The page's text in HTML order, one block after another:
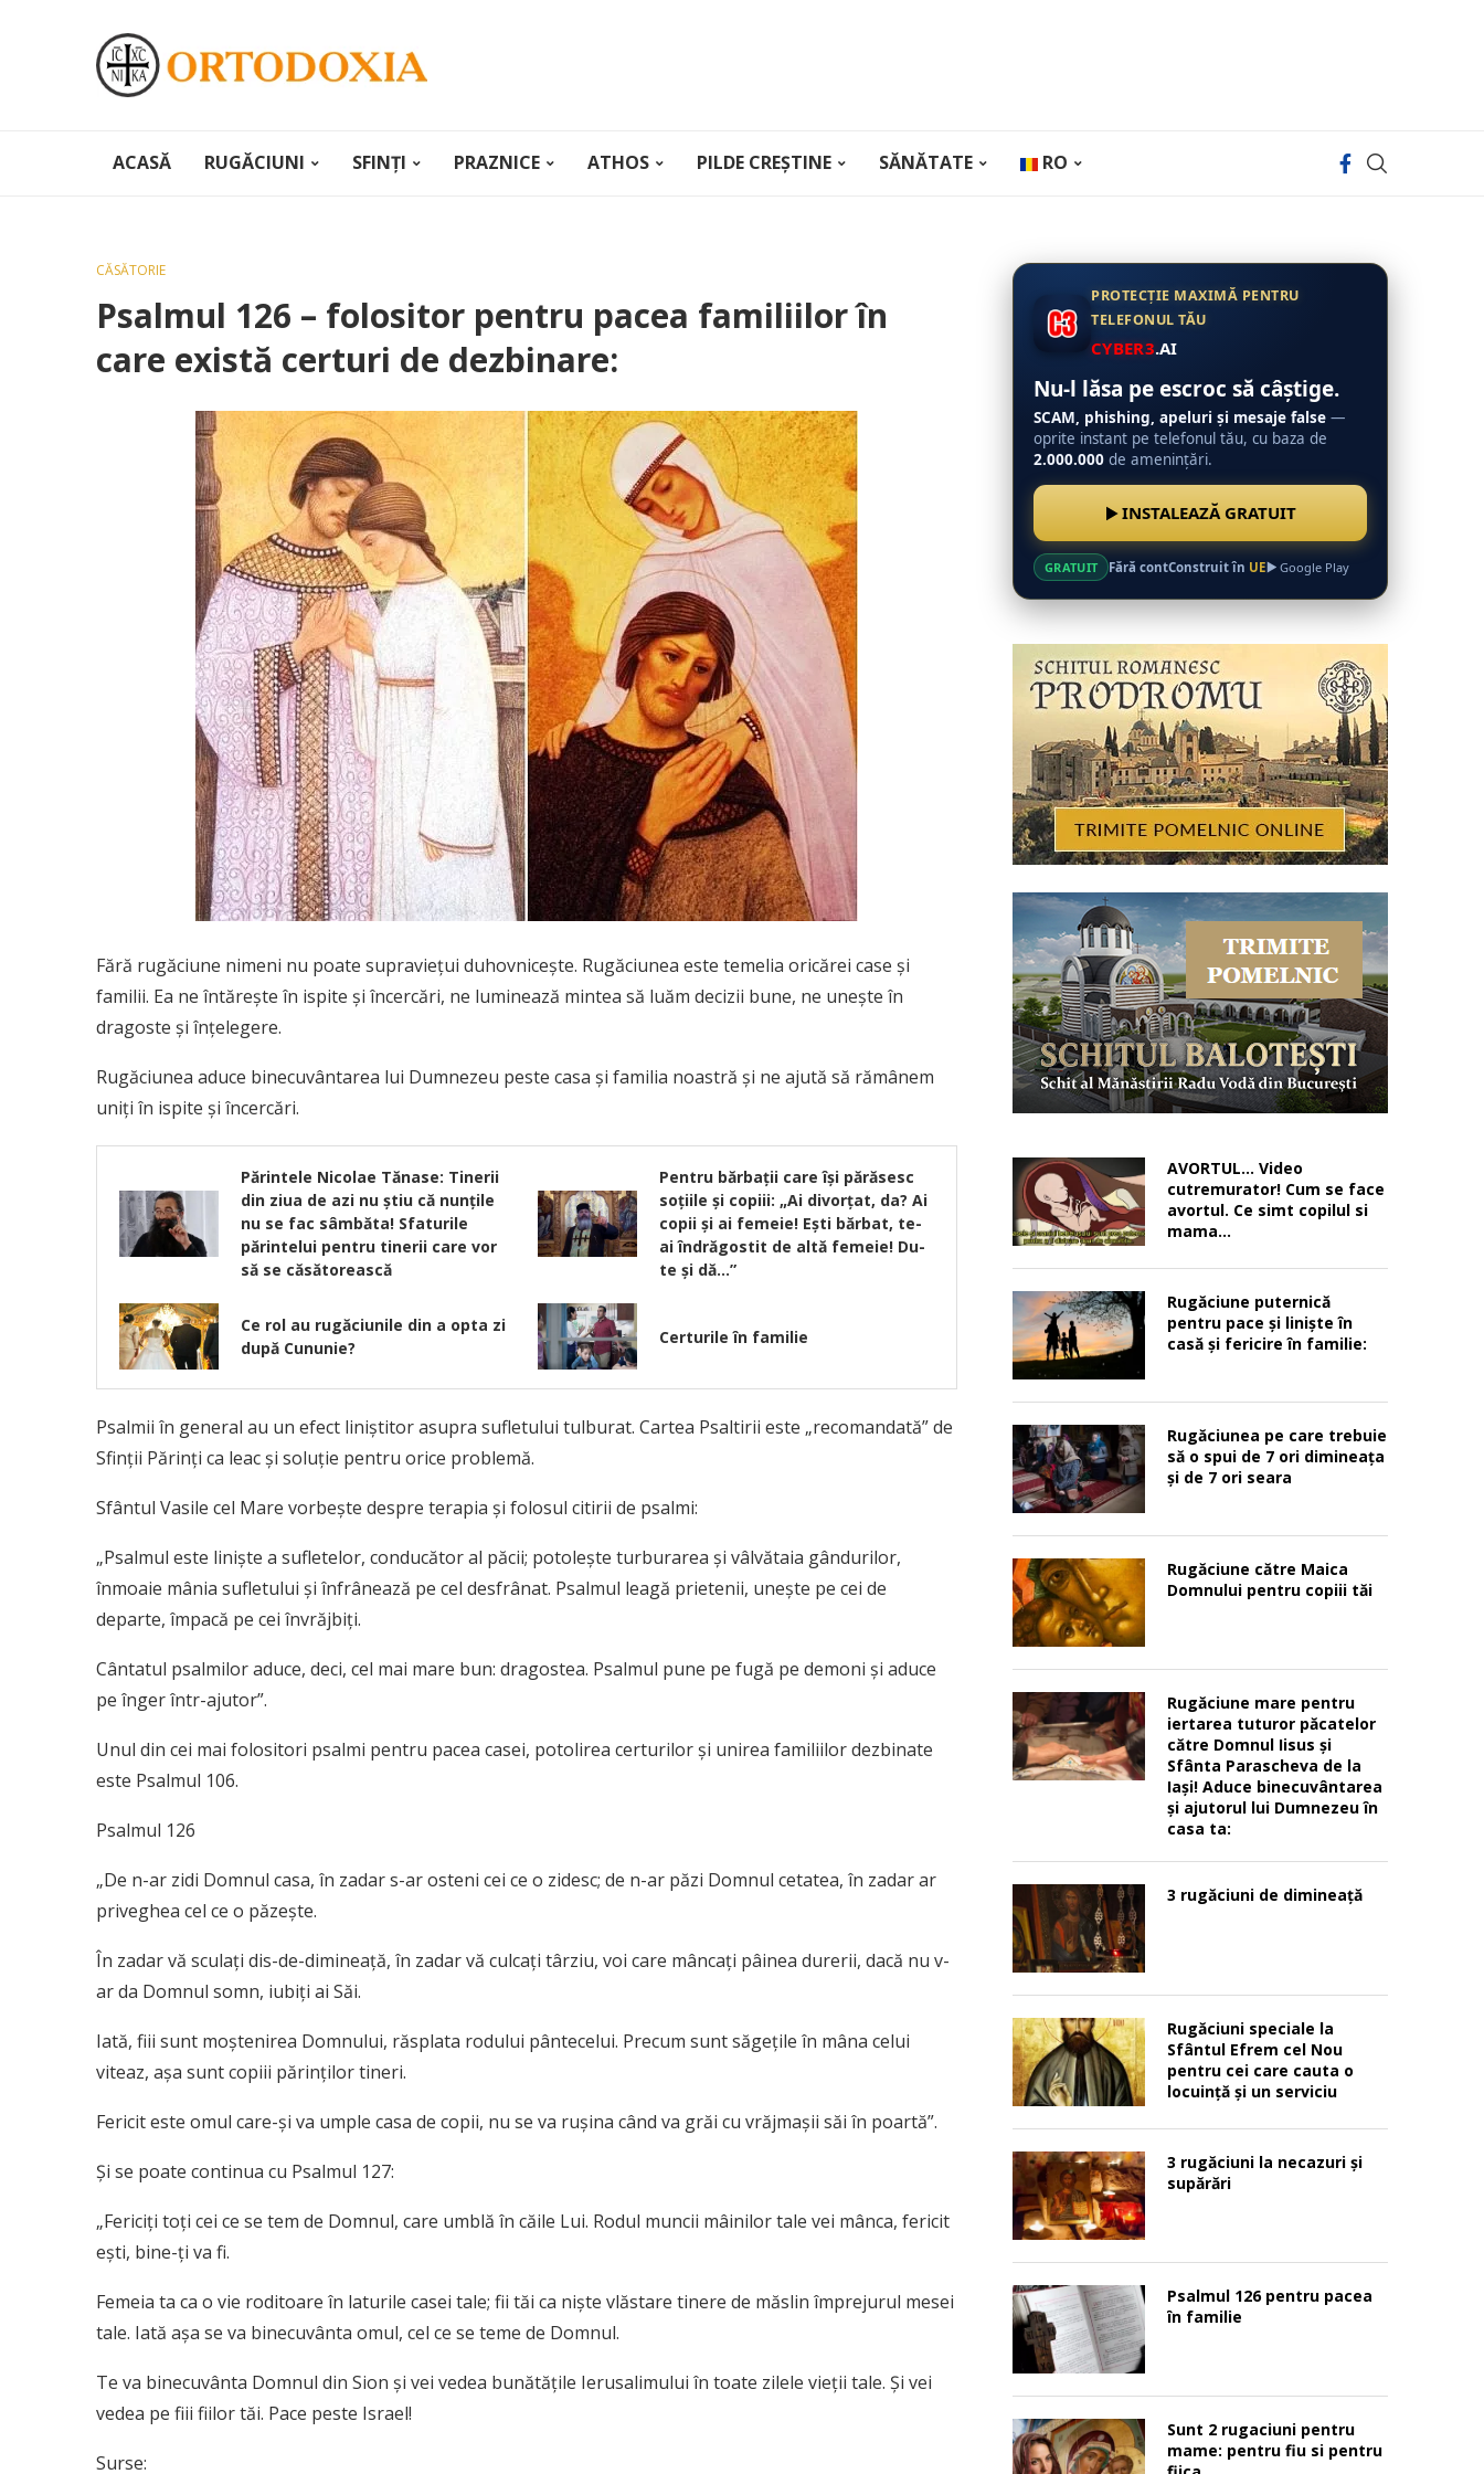
ACASĂ RUGĂCIUNI SFINȚI PRAZNICE ATHOS PILDE CREȘTINE SĂNĂTATE RO
CĂSĂTORIE
Psalmul 126 – folositor pentru pacea familiilor în
care există certuri de dezbinare:
Fără rugăciune nimeni nu poate supraviețui duhovnicește. Rugăciunea este temelia oricărei case și
familii. Ea ne întărește în ispite și încercări, ne luminează mintea să luăm decizii bune, ne unește în
dragoste și înțelegere.
Rugăciunea aduce binecuvântarea lui Dumnezeu peste casa și familia noastră și ne ajută să rămânem
uniți în ispite și încercări.
Părintele Nicolae Tănase: Tinerii
din ziua de azi nu ştiu că nunţile
nu se fac sâmbăta! Sfaturile
părintelui pentru tinerii care vor
să se căsătorească
Pentru bărbații care își părăsesc
soțiile și copiii: „Ai divorțat, da? Ai
copii și ai femeie! Ești bărbat, te-
ai îndrăgostit de altă femeie! Du-
te și dă…”
Ce rol au rugăciunile din a opta zi
după Cununie?
Certurile în familie
Psalmii în general au un efect liniștitor asupra sufletului tulburat. Cartea Psaltirii este „recomandată” de
Sfinții Părinți ca leac și soluție pentru orice problemă.
Sfântul Vasile cel Mare vorbește despre terapia și folosul citirii de psalmi:
„Psalmul este liniște a sufletelor, conducător al păcii; potolește turburarea și vâlvătaia gândurilor,
înmoaie mânia sufletului și înfrânează pe cel desfrânat. Psalmul leagă prietenii, unește pe cei de
departe, împacă pe cei învrăjbiți.
Cântatul psalmilor aduce, deci, cel mai mare bun: dragostea. Psalmul pune pe fugă pe demoni și aduce
pe înger într-ajutor”.
Unul din cei mai folositori psalmi pentru pacea casei, potolirea certurilor și unirea familiilor dezbinate
este Psalmul 106.
Psalmul 126
„De n-ar zidi Domnul casa, în zadar s-ar osteni cei ce o zidesc; de n-ar păzi Domnul cetatea, în zadar ar
priveghea cel ce o păzește.
În zadar vă sculați dis-de-dimineață, în zadar vă culcați târziu, voi care mâncați pâinea durerii, dacă nu v-
ar da Domnul somn, iubiți ai Săi.
Iată, fiii sunt moștenirea Domnului, răsplata rodului pântecelui. Precum sunt săgețile în mâna celui
viteaz, așa sunt copiii părinților tineri.
Fericit este omul care-și va umple casa de copii, nu se va rușina când va grăi cu vrăjmașii săi în poartă”.
Și se poate continua cu Psalmul 127:
„Fericiți toți cei ce se tem de Domnul, care umblă în căile Lui. Rodul muncii mâinilor tale vei mânca, fericit
ești, bine-ți va fi.
Femeia ta ca o vie roditoare în laturile casei tale; fii tăi ca niște vlăstare tinere de măslin împrejurul mesei
tale. Iată așa se va binecuvânta omul, cel ce se teme de Domnul.
Te va binecuvânta Domnul din Sion și vei vedea bunătățile Ierusalimului în toate zilele vieții tale. Și vei
vedea pe fiii fiilor tăi. Pace peste Israel!
Surse:
PROTECȚIE MAXIMĂ PENTRU
TELEFONUL TĂU
CYBER3.AI
Nu-l lăsa pe escroc să câștige.
SCAM, phishing, apeluri și mesaje false —
oprite instant pe telefonul tău, cu baza de
2.000.000 de amenințări.
INSTALEAZĂ GRATUIT
GRATUIT Fără contConstruit în UE Google Play
AVORTUL… Video
cutremurator! Cum se face
avortul. Ce simt copilul si
mama…
Rugăciune puternică
pentru pace şi linişte în
casă şi fericire în familie:
Rugăciunea pe care trebuie
să o spui de 7 ori dimineața
și de 7 ori seara
Rugăciune către Maica
Domnului pentru copiii tăi
Rugăciune mare pentru
iertarea tuturor păcatelor
către Domnul Iisus şi
Sfânta Parascheva de la
Iaşi! Aduce binecuvântarea
şi ajutorul lui Dumnezeu în
casa ta:
3 rugăciuni de dimineață
Rugăciuni speciale la
Sfântul Efrem cel Nou
pentru cei care cauta o
locuinţă şi un serviciu
3 rugăciuni la necazuri și
supărări
Psalmul 126 pentru pacea
în familie
Sunt 2 rugaciuni pentru
mame: pentru fiu si pentru